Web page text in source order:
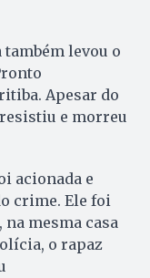
também levou o
Apesar do
e morreu
acionada e
crime. Ele foi
mesma casa
o rapaz